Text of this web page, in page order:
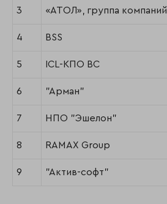
3 «АТОЛ», группа компаний
4 BSS
5 ICL-КПО ВС
6 "Арман"
7 НПО "Эшелон"
8 RAMAX Group
9 "Актив-софт"